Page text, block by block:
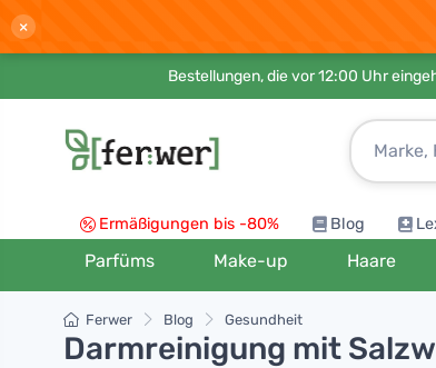
×
Bestellungen, die vor 12:00 Uhr
Ermäßigungen bis -80% Blog
Parfüms Make-up Haare
Ferwer Blog Gesundheit
Darmreinigung mit